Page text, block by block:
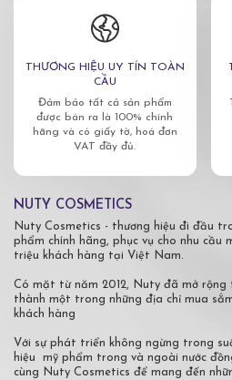
THƯƠNG HIỆU UY TÍN TOÀN
CẦU
Đảm bảo tất cả sản phẩm
được bán ra là 100% chính
hãng và có giấy tờ, hoá đơn
VAT đầy đủ.
NUTY COSMETICS
Nuty Cosmetics - thương hiệu đi đầu
phẩm chính hãng, phục vụ cho nhu cầu
triệu khách hàng tại Việt Nam.
Có mặt từ năm 2012, Nuty đã mở rộng
thành một trong những địa chỉ mua
khách hàng
Với sự phát triển không ngừng trong
hiệu mỹ phẩm trong và ngoài nước
cùng Nuty Cosmetics để mang đến